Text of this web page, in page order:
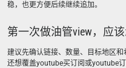
稳，也更方便后续继续追加。
第一次做油管view，应
建议先确认链接、数量、目标地区
还想覆盖youtube买订阅或youtube